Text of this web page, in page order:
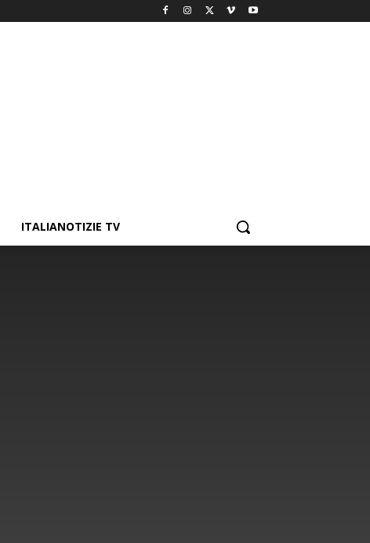
ITALIANOTIZIE TV